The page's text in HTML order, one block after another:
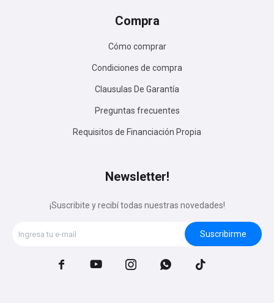
Compra
Cómo comprar
Condiciones de compra
Clausulas De Garantía
Preguntas frecuentes
Requisitos de Financiación Propia
Newsletter!
¡Suscribite y recibí todas nuestras novedades!
Suscribirme
    